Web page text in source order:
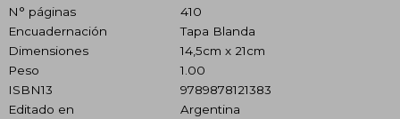
N° páginas
410
Encuadernación
Tapa Blanda
Dimensiones
14,5cm x 21cm
Peso
1.00
ISBN13
9789878121383
Editado en
Argentina